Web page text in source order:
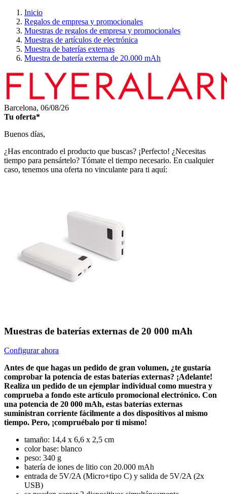
Inicio
Regalos de empresa y promocionales
Muestras de regalos de empresa y promocionales
Muestras de artículos de electrónica
Muestra de baterías externas
Muestra de batería externa de 20.000 mAh
Barcelona, 06/08/26
Tu oferta*
Buenos días,
¿Has encontrado el producto que buscas? ¡Perfecto! ¿Necesitas
tiempo para pensártelo? Tómate el tiempo necesario. En cualquier
caso, tenemos una oferta no vinculante para ti aquí:
Muestras de baterías externas de 20 000 mAh
Configurar ahora
Antes de que hagas un pedido de gran volumen, ¿te gustaría
comprobar la potencia de estas baterías externas? ¡Adelante!
Realiza un pedido de un ejemplar individual como muestra y
comprueba a fondo este artículo promocional electrónico. Con
una potencia de 20 000 mAh, estas baterías externas
suministran corriente fácilmente a dos dispositivos al mismo
tiempo. Pero, ¡compruébalo por ti mismo!
tamaño: 14,4 x 6,6 x 2,5 cm
color base: blanco
peso: 340 g
batería de iones de litio con 20.000 mAh
entrada de 5V/2A (Micro+tipo C) y salida de 5V/2A (2x
USB)